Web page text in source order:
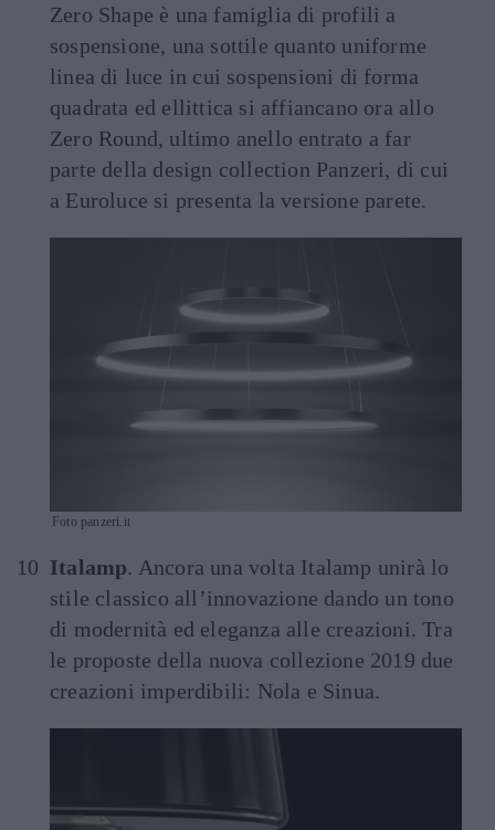
Zero Shape è una famiglia di profili a
sospensione, una sottile quanto uniforme
linea di luce in cui sospensioni di forma
quadrata ed ellittica si affiancano ora allo
Zero Round, ultimo anello entrato a far
parte della design collection Panzeri, di cui
a Euroluce si presenta la versione parete.
Foto panzeri.it
Italamp. Ancora una volta Italamp unirà lo
stile classico all’innovazione dando un tono
di modernità ed eleganza alle creazioni. Tra
le proposte della nuova collezione 2019 due
creazioni imperdibili: Nola e Sinua.